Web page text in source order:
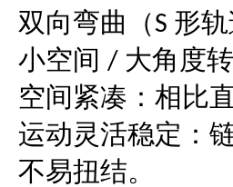
双向弯曲（S 形
小空间 / 大角度转
空间紧凑：相比
运动灵活稳定：
不易扭结。